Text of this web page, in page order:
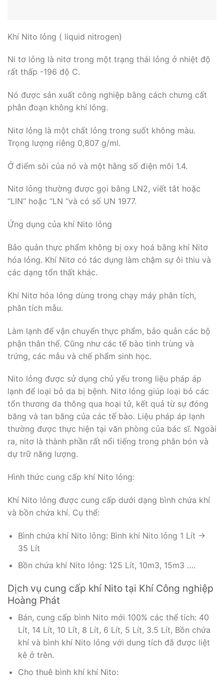
Khí Nito lỏng ( liquid nitrogen)
Ni tơ lỏng là nitơ trong một trạng thái lỏng ở nhiệt độ
rất thấp -196 độ C.
Nó được sản xuất công nghiệp bằng cách chưng cất
phân đoạn không khí lỏng.
Nitơ lỏng là một chất lỏng trong suốt không màu.
Trọng lượng riêng 0,807 g/ml.
Ở điểm sôi của nó và một hằng số điện môi 1.4.
Nitơ lỏng thường được gọi bằng LN2, viết tắt hoặc
“LIN” hoặc “LN “và có số UN 1977.
Ứng dụng của khí Nito lỏng
Bảo quản thực phẩm không bị oxy hoá bằng khí Nitơ
hóa lỏng. Khí Nitơ có tác dụng làm chậm sự ôi thiu và
các dạng tổn thất khác.
Khí Nitơ hóa lỏng dùng trong chạy máy phân tích,
phân tích mẫu.
Làm lạnh để vận chuyển thực phẩm, bảo quản các bộ
phận thân thể. Cũng như các tế bào tinh trùng và
trứng, các mẫu và chế phẩm sinh học.
Nito lỏng được sử dụng chủ yếu trong liệu pháp áp
lạnh để loại bỏ da bị bệnh. Nitơ lỏng giúp loại bỏ các
tổn thương da thông qua hoại tử, kết quả từ sự đóng
băng và tan băng của các tế bào. Liệu pháp áp lạnh
thường được thực hiện tại văn phòng của bác sĩ. Ngoài
ra, nitơ là thành phần rất nổi tiếng trong phân bón và
dự trữ năng lượng.
Hình thức cung cấp khí Nito lỏng:
Khí Nito lỏng được cung cấp dưới dạng bình chứa khí
và bồn chứa khí. Cụ thể:
Bình chứa khí Nito lỏng: Bình khí Nito lỏng 1 Lít ->
35 Lít
Bồn chứa khí Nito lỏng: 125 Lít, 10m3, 15m3 ….
Dịch vụ cung cấp khí Nito tại Khí Công nghiệp
Hoàng Phát
Bán, cung cấp bình Nito mới 100% các thể tích: 40
Lít, 14 Lít, 10 Lít, 8 Lít, 6 Lít, 5 Lít, 3.5 Lít, Bồn chứa
khí và bình khí Nito lỏng với dung tích đã được liệt
kê ở trên.
Cho thuê bình khí khí Nito: